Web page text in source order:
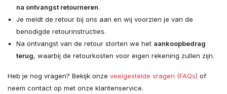
na ontvangst retourneren.
Je meldt de retour bij ons aan en wij voorzien je van de
benodigde retourinstructies.
Na ontvangst van de retour storten we het aankoopbedrag
terug, waarbij de retourkosten voor eigen rekening zullen zijn.
Heb je nog vragen? Bekijk onze veelgestelde vragen (FAQs) of
neem contact op met onze klantenservice.